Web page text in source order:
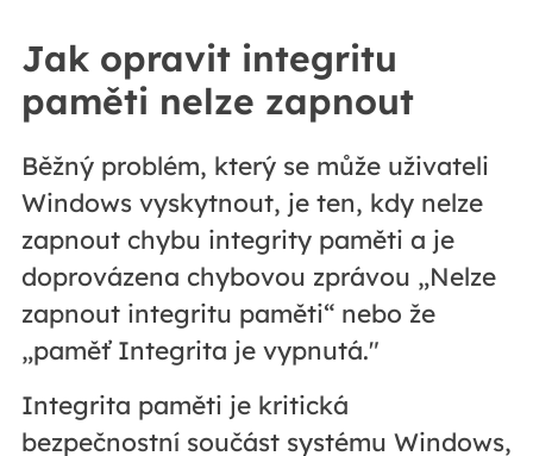
Jak opravit integritu
paměti nelze zapnout
Běžný problém, který se může uživateli
Windows vyskytnout, je ten, kdy nelze
zapnout chybu integrity paměti a je
doprovázena chybovou zprávou „Nelze
zapnout integritu paměti“ nebo že
„paměť Integrita je vypnutá."
Integrita paměti je kritická
bezpečnostní součást systému Windows,